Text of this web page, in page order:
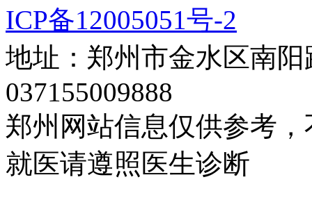
ICP备12005051号-2
地址：郑州市金水区南
037155009888
郑州网站信息仅供参考
就医请遵照医生诊断